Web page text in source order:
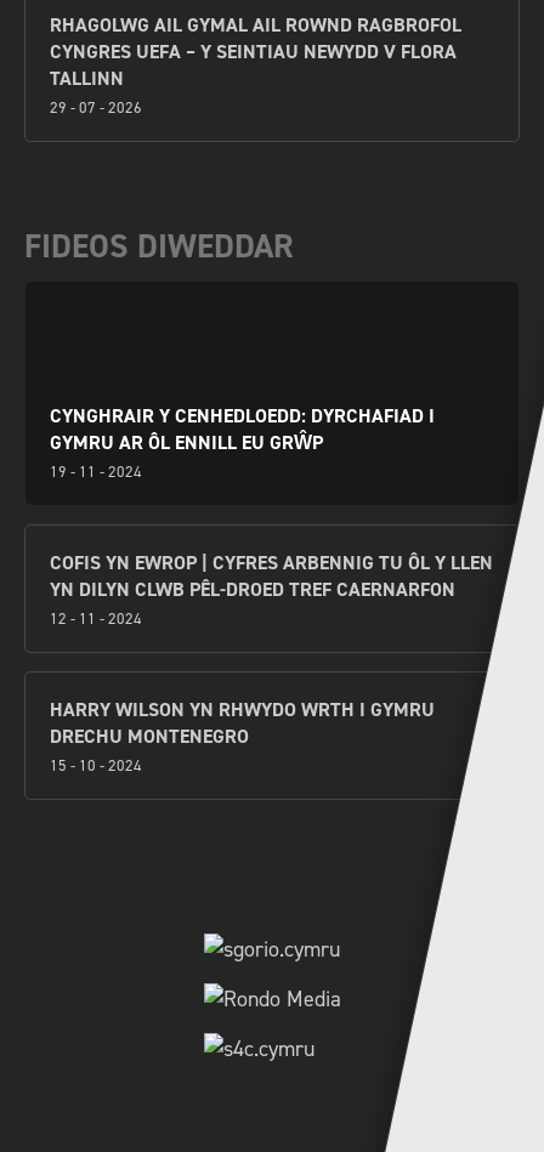
RHAGOLWG AIL GYMAL AIL ROWND RAGBROFOL
CYNGRES UEFA – Y SEINTIAU NEWYDD V FLORA
TALLINN
29 - 07 - 2026
FIDEOS DIWEDDAR
CYNGHRAIR Y CENHEDLOEDD: DYRCHAFIAD I
GYMRU AR ÔL ENNILL EU GRŴP
19 - 11 - 2024
COFIS YN EWROP | CYFRES ARBENNIG TU ÔL Y LLEN
YN DILYN CLWB PÊL-DROED TREF CAERNARFON
12 - 11 - 2024
HARRY WILSON YN RHWYDO WRTH I GYMRU
DRECHU MONTENEGRO
15 - 10 - 2024